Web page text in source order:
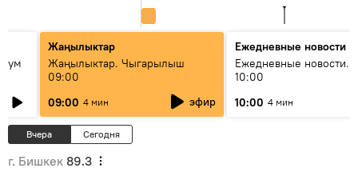
Жаңылыктар
Жаңылыктар. Чыгарылыш
09:00
09:00 4 мин эфир
Ежедневные новости
Ежедневные новости.
10:00
10:00 4 мин
Вчера Сегодня
г. Бишкек 89.3